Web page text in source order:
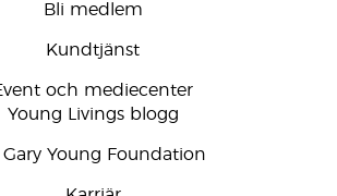
Bli medlem
Kundtjänst
och mediecenter
Young Livings blogg
Gary Young Foundation